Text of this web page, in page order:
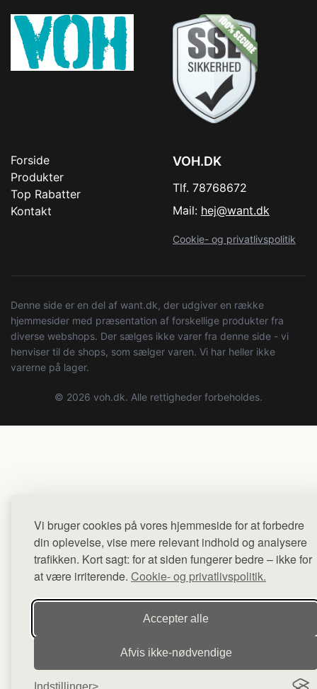
Vi bruger cookies på vores hjemmeside for at forbedre
din oplevelse, vise mere relevant indhold og analysere
trafikken. Kort sagt: for at siden fungerer bedre – ikke for
at være irriterende. Cookie- og privatlivspolitik.
Accepter alle
Afvis ikke‑nødvendige
Indstillinger
Forside
Produkter
Top Rabatter
Kontakt
VOH.DK
Tlf. 78768672
Mail: hej@want.dk
Cookie- og privatlivspolitik
Denne side er en del af want.dk, der udgiver en række
hjemmesider med præsentation af forskellige produkter fra
diverse webshops. Der sælges ikke varer fra denne side - vi
henviser til de shops, som sælger varen. Vi har heller ikke
varerne på lager.
© 2026 voh.dk. Alle rettigheder forbeholdes.